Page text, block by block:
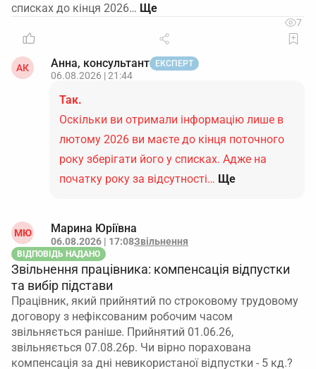
списках до кінця 2026…
7
АК Анна, консультант ЕКСПЕРТ
06.08.2026 | 21:44
Так.
Оскільки ви отримали інформацію лише в
лютому 2026 ви маєте до кінця поточного
року зберігати його у списках. Адже на
початку року за відсутності… Ще
МЮ Марина Юріївна
06.08.2026 | 17:08Звільнення
ВІДПОВІДЬ НАДАНО
Звільнення працівника: компенсація відпустки
та вибір підстави
Працівник, який прийнятий по строковому трудовому
договору з нефіксованим робочим часом
звільняється раніше. Прийнятий 01.06.26,
звільняється 07.08.26р. Чи вірно порахована
компенсація за дні невикористаної відпустки - 5 кд.?